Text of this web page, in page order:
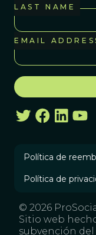
LAST NAME
EMAIL
Política de
Política de
© 2026
Sitio web
subvención del